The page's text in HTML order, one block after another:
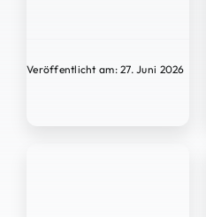
Veröffentlicht am: 27. Juni 2026